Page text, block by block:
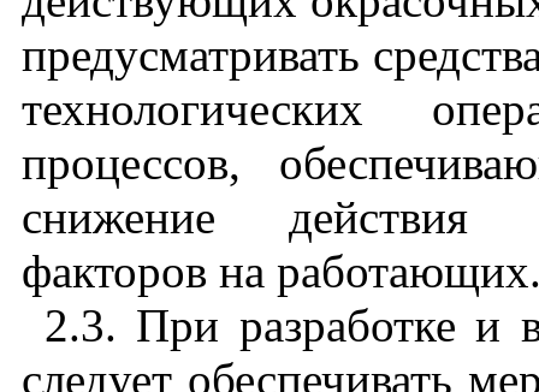
предусматривать
технологических
процессов,
снижение действия
факторов на
2.3. При разработке и
следует обеспечивать